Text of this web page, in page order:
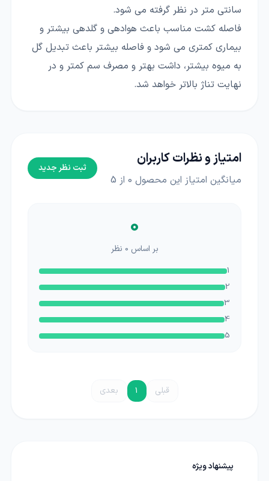
سانتی متر در نظر گرفته می شود.
فاصله کشت مناسب باعث هوادهی و گلدهی بیشتر و
بیماری کمتری می شود و فاصله بیشتر باعث تبدیل گل
به میوه بیشتر، داشت بهتر و مصرف سم کمتر و در
نهایت تناژ بالاتر خواهد شد.
امتیاز و نظرات کاربران
میانگین امتیاز این محصول 0 از 5
ثبت نظر جدید
0
بر اساس 0 نظر
1
2
3
4
5
قبلی 1 بعدی
پیشنهاد ویژه